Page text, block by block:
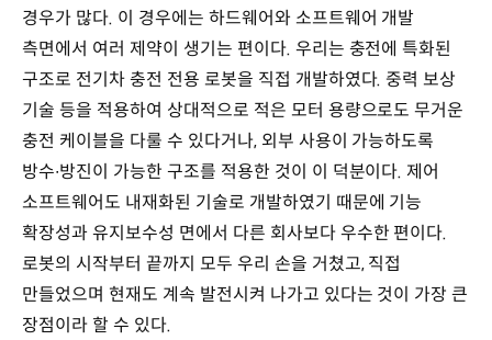
경우가 많다. 이 경우에는 하드웨어와 소프트웨어 개발
측면에서 여러 제약이 생기는 편이다. 우리는 충전에 특화된
구조로 전기차 충전 전용 로봇을 직접 개발하였다. 중력 보상
기술 등을 적용하여 상대적으로 적은 모터 용량으로도 무거운
충전 케이블을 다룰 수 있다거나, 외부 사용이 가능하도록
방수∙방진이 가능한 구조를 적용한 것이 이 덕분이다. 제어
소프트웨어도 내재화된 기술로 개발하였기 때문에 기능
확장성과 유지보수성 면에서 다른 회사보다 우수한 편이다.
로봇의 시작부터 끝까지 모두 우리 손을 거쳤고, 직접
만들었으며 현재도 계속 발전시켜 나가고 있다는 것이 가장 큰
장점이라 할 수 있다.